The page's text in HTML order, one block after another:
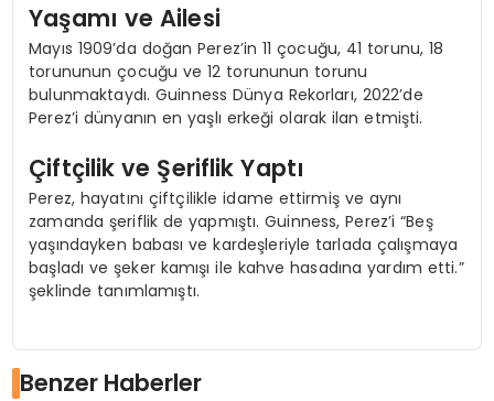
Yaşamı ve Ailesi
Mayıs 1909’da doğan Perez’in 11 çocuğu, 41 torunu, 18
torununun çocuğu ve 12 torununun torunu
bulunmaktaydı. Guinness Dünya Rekorları, 2022’de
Perez’i dünyanın en yaşlı erkeği olarak ilan etmişti.
Çiftçilik ve Şeriflik Yaptı
Perez, hayatını çiftçilikle idame ettirmiş ve aynı
zamanda şeriflik de yapmıştı. Guinness, Perez’i “Beş
yaşındayken babası ve kardeşleriyle tarlada çalışmaya
başladı ve şeker kamışı ile kahve hasadına yardım etti.”
şeklinde tanımlamıştı.
Benzer Haberler